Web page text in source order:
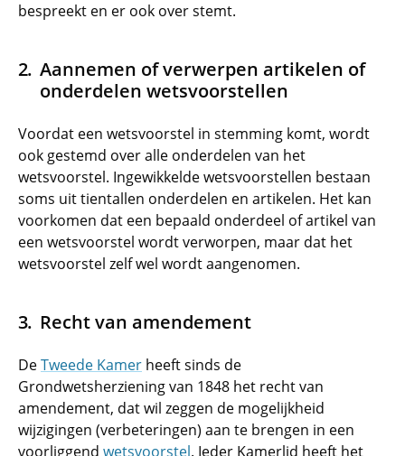
bespreekt en er ook over stemt.
Aannemen of verwerpen artikelen of
onderdelen wetsvoorstellen
Voordat een wetsvoorstel in stemming komt, wordt
ook gestemd over alle onderdelen van het
wetsvoorstel. Ingewikkelde wetsvoorstellen bestaan
soms uit tientallen onderdelen en artikelen. Het kan
voorkomen dat een bepaald onderdeel of artikel van
een wetsvoorstel wordt verworpen, maar dat het
wetsvoorstel zelf wel wordt aangenomen.
Recht van amendement
DeTweede Kamer heeft sinds de
Grondwetsherziening van 1848 het recht van
amendement, dat wil zeggen de mogelijkheid
wijzigingen (verbeteringen) aan te brengen in een
voorliggend wetsvoorstel. Ieder Kamerlid heeft het